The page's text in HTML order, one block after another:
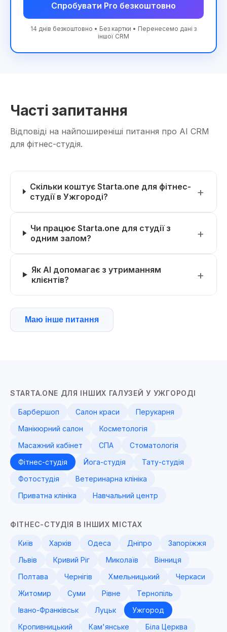
Спробувати Pro безкоштовно
14 днів безкоштовно • Без картки • Перенесемо дані з
іншої CRM
Часті запитання
Відповіді на найпоширеніші питання про AI CRM
для фітнес-студія.
Скільки коштує Starta.one для фітнес-
студії в Ужгороді?
Чи працює Starta.one для студії з
одним залом?
Як AI допомагає з утриманням
клієнтів?
Маю інше питання
STARTA.ONE ДЛЯ ІНШИХ ГАЛУЗЕЙ У УЖГОРОДІ
Барбершоп Салон краси
Перукарня
Манікюрний салон
Косметологія
Масажний кабінет
СПА
Стоматологія
Фітнес-студія
Йога-студія
Тату-студія
Фотостудія
Ветеринарна клініка
Приватна клініка
Навчальний центр
ФІТНЕС-СТУДІЯ В ІНШИХ МІСТАХ
Київ Харків Одеса Дніпро
Запоріжжя
Львів
Кривий Ріг Миколаїв
Вінниця
Полтава
Чернігів Хмельницький
Черкаси
Житомир
Суми Рівне
Тернопіль
Івано-Франківськ
Луцьк
Ужгород
Кропивницький
Кам'янське Біла Церква